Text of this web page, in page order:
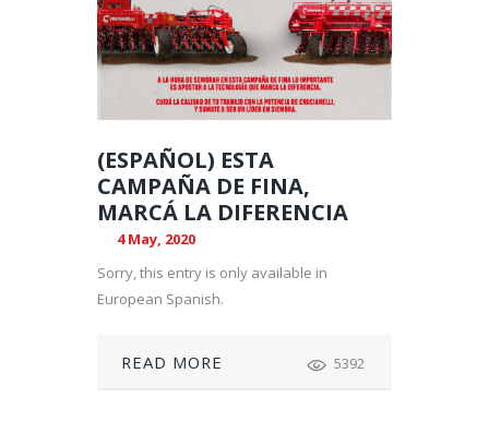
(ESPAÑOL) ESTA
CAMPAÑA DE FINA,
MARCÁ LA DIFERENCIA
4 May, 2020
Sorry, this entry is only available in
European Spanish.
READ MORE 5392